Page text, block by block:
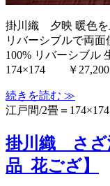
掛川織 夕映 暖色
リバーシブルで両
100% リバーシブル
174×174 ￥
続きを読む ≫
江戸間/2畳＝174×174
掛川織 さ
品_花ござ】